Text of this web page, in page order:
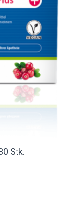
Stk.